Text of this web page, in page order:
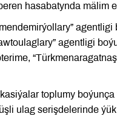
hasabatynda mälim
agentligi
toplumy
ulag serişdelerinde